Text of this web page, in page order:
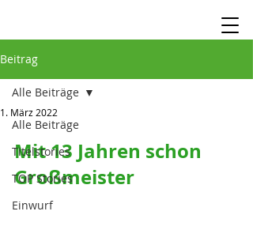
Beitrag
Alle Beiträge
Titelstories
TOP Stories
Einwurf
Alle Beiträge
1. März 2022
Mit 13 Jahren schon
Großmeister